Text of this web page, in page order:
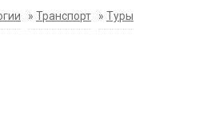
» Транспорт » Туры